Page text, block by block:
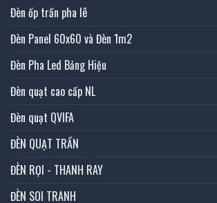
Đèn ốp trần pha lê
Đèn Panel 60x60 và Đèn 1m2
Đèn Pha Led Bảng Hiệu
Đèn quạt cao cấp NL
Đèn quạt QVIFA
ĐÈN QUẠT TRẦN
ĐÈN RỌI - THANH RAY
ĐÈN SOI TRANH